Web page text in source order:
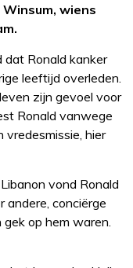
wiens
Ronald kanker
leeftijd overleden.
zijn gevoel voor
Ronald vanwege
vredesmissie, hier
vond Ronald
andere, conciërge
op hem waren.